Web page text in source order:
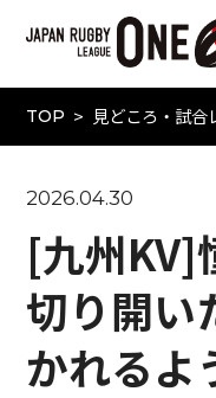
TOP 見どころ・試合
2026.04.30
[九州KV]
切り開い
かれるよ